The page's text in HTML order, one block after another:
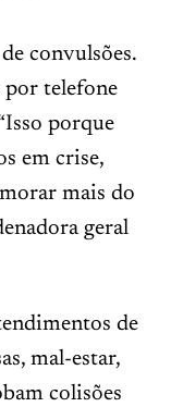
convulsões.
por telefone
porque
em crise,
mais do
geral
de
mal-estar,
colisões